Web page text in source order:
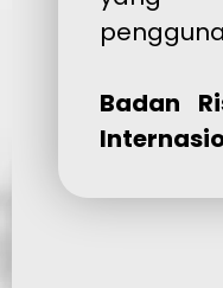
Badan